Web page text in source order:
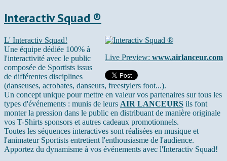
Interactiv Squad ®
Live Preview: www.airlanceur.com
L' Interactiv Squad!
Une équipe dédiée 100% à
l'interactivité avec le public
composée de Sportists issus
de différentes disciplines
(danseuses, acrobates, danseurs, freestylers foot...).
Un concept unique pour mettre en valeur vos partenaires sur tous les
types d'événements : munis de leurs AIR LANCEURS ils font
monter la pression dans le public en distribuant de manière originale
vos T-Shirts sponsors et autres cadeaux promotionnels.
Toutes les séquences interactives sont réalisées en musique et
l'animateur Sportists entretient l'enthousiasme de l'audience.
Apportez du dynamisme à vos événements avec l'Interactiv Squad!